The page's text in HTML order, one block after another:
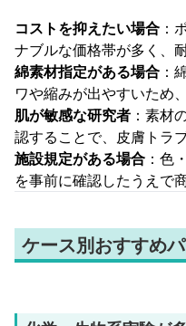
コストを抑えたい場合 ：
ナブルな価格帯が多く、
綿素材指定がある場合 ：
ワや縮みが出やすいため
肌が敏感な研究者 ：素材
認することで、皮膚トラ
施設規定がある場合 ：色
を事前に確認したうえで
ケース別おすすめ